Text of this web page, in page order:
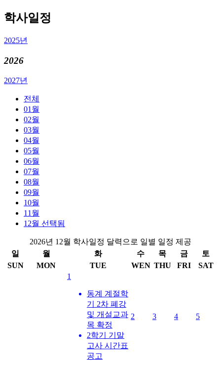
학사일정
2025년
2026
2027년
전체
01월
02월
03월
04월
05월
06월
07월
08월
09월
10월
11월
12월 선택됨
2026년 12월 학사일정 달력으로 일별 일정 제공
일
월 화 수 목 금
토
SUN
MON TUE WEN THU FRI
SAT
1
동계 계절학
기 2차 폐강
및 개설교과
목 확정
2학기 기말
고사 시간표
공고
2 3 4 5